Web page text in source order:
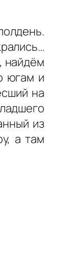
найдём
югам и
на
из
а там